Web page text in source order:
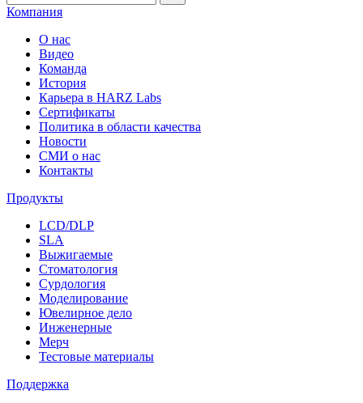
Компания
О нас
Видео
Команда
История
Карьера в HARZ Labs
Сертификаты
Политика в области качества
Новости
СМИ о нас
Контакты
Продукты
LCD/DLP
SLA
Выжигаемые
Стоматология
Сурдология
Моделирование
Ювелирное дело
Инженерные
Мерч
Тестовые материалы
Поддержка